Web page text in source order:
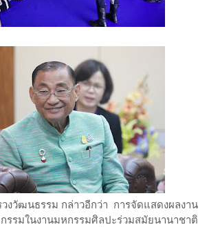
วงวัฒนธรรม กล่าวอีกว่า การจัดแสดงผลงาน
รรมในงานมหกรรมศิลปะร่วมสมัยนานาชาติ